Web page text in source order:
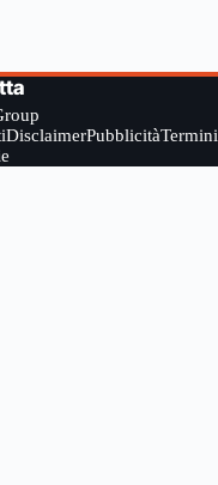
DisclaimerPubblicitàTermini